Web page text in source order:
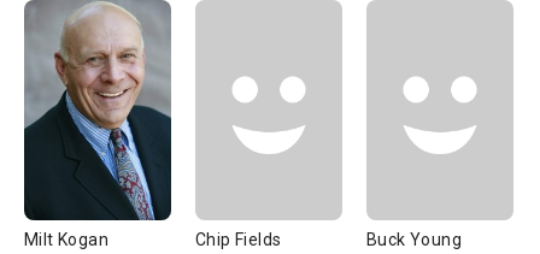
Milt Kogan Chip Fields Buck Young